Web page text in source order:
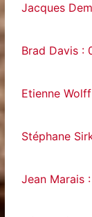
Jacques
Brad Davis :
Etienne
Stéphane
Jean Marais